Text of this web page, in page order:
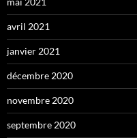
avril 2021
janvier 2021
décembre 2020
novembre 2020
septembre 2020